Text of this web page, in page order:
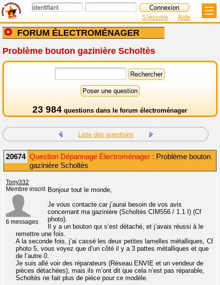
FORUM ÉLECTROMÉNAGER
S'inscrire Aide
Problème bouton gazinière Scholtès
23 984 questions dans le forum électroménager
Liste des questions
20674 Question Dépannage Électroménager : Problème bouton
gazinière Scholtès
Tony332
Membre inscrit
6 messages
Bonjour tout le monde,
Je vous contacte car j’aurai besoin de vos avis
concernant ma gazinière (Scholtès CIM556 / 1.1 I) (Cf
photo).
Il y a un bouton qui s’est détaché, et j’avais réussi à le
remettre une fois.
A la seconde fois, j’ai cassé les deux petites lamelles métalliques, Cf
photo 5, vous voyez que d’un côté il y a 3 pattes métalliques et que
de l’autre 0.
Je suis allé voir des réparateurs (Réseau ENVIE et un vendeur de
pièces détachées), mais ils m’ont dit que cela n’est pas réparable,
Scholtès ne fait plus de pièce pour ce modèle.